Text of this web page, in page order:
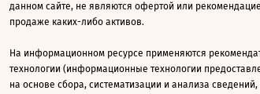
данном сайте, не являются офертой или
продаже каких-либо активов.
На информационном ресурсе применяются
технологии (информационные технологии
на основе сбора, систематизации и анализа